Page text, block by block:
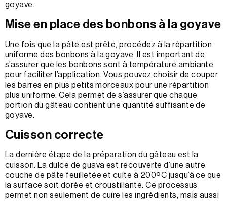
goyave.
Mise en place des bonbons à la goyave
Une fois que la pâte est prête, procédez à la répartition
uniforme des bonbons à la goyave. Il est important de
s’assurer que les bonbons sont à température ambiante
pour faciliter l’application. Vous pouvez choisir de couper
les barres en plus petits morceaux pour une répartition
plus uniforme. Cela permet de s’assurer que chaque
portion du gâteau contient une quantité suffisante de
goyave.
Cuisson correcte
La dernière étape de la préparation du gâteau est la
cuisson. La dulce de guava est recouverte d’une autre
couche de pâte feuilletée et cuite à 200ºC jusqu’à ce que
la surface soit dorée et croustillante. Ce processus
permet non seulement de cuire les ingrédients, mais aussi